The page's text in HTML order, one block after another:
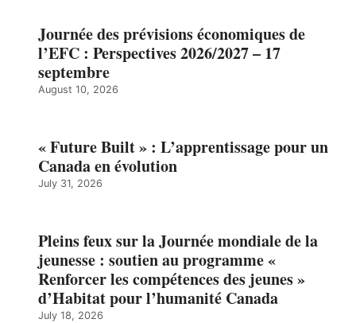
Journée des prévisions économiques de
l’EFC : Perspectives 2026/2027 – 17
septembre
August 10, 2026
« Future Built » : L’apprentissage pour un
Canada en évolution
July 31, 2026
Pleins feux sur la Journée mondiale de la
jeunesse : soutien au programme «
Renforcer les compétences des jeunes »
d’Habitat pour l’humanité Canada
July 18, 2026